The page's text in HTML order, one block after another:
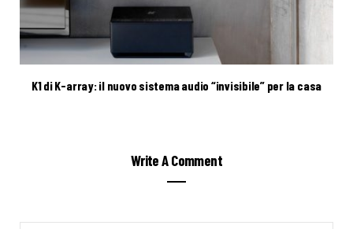
K1 di K-array: il nuovo sistema audio “invisibile” per la casa
Write A Comment